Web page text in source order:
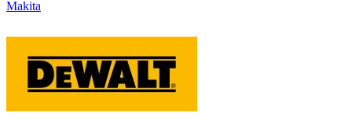
Makita